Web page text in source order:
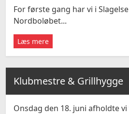
For første gang har vi i
Nordboløbet...
Læs mere
Klubmestre & Grillhygge
Onsdag den 18. juni afholdte